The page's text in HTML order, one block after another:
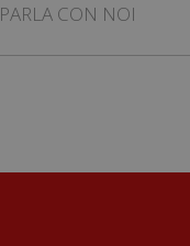
PARLA CON NOI